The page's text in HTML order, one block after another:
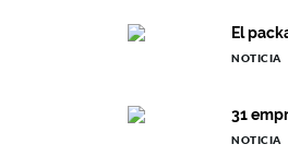
El
NOTICIA
31
NOTICIA